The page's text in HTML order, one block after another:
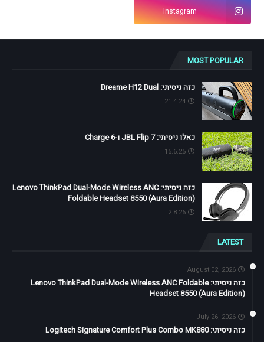
Instagram
MOST POPULAR
כזה ניסיתי: Dreame H12 Dual
21.4.24
כאלו ניסיתי: JBL Flip 7 ו-Charge 6
15.6.25
כזה ניסיתי: Lenovo ThinkPad Dual-Mode Wireless ANC
Foldable Headset 8550 (Aura Edition)
2.8.26
LATEST
August 02, 2026
כזה ניסיתי: Lenovo ThinkPad Dual-Mode Wireless ANC Foldable
Headset 8550 (Aura Edition)
July 26, 2026
כזה ניסיתי: Logitech Signature Comfort Plus Combo MK880